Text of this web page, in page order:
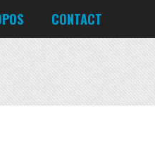
du Sud
Arabes Unis
Islande
Italie
Lituanie
CONTACT
Moldavie
Norvège
Pologne